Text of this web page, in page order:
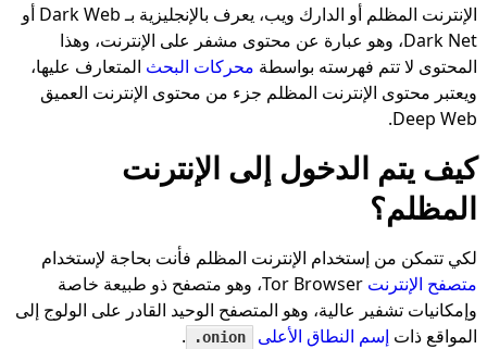
الإنترنت المظلم أو الدارك ويب، يعرف بالإنجليزية بـ Dark Web أو
Dark Net، وهو عبارة عن محتوى مشفر على الإنترنت، وهذا
المحتوى لا تتم فهرسته بواسطة محركات البحث المتعارف عليها،
ويعتبر محتوى الإنترنت المظلم جزء من محتوى الإنترنت العميق
Deep Web.
كيف يتم الدخول إلى الإنترنت
المظلم؟
لكي تتمكن من إستخدام الإنترنت المظلم فأنت بحاجة لإستخدام
متصفح الإنترنت
Tor Browser، وهو متصفح ذو طبيعة خاصة
وإمكانيات تشفير عالية، وهو المتصفح الوحيد القادر على الولوج إلى
المواقع ذات إسم النطاق الأعلى .onion
.